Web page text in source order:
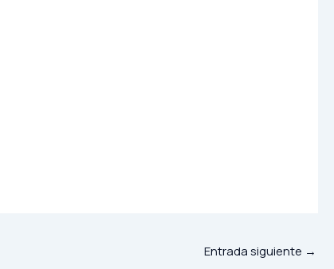
Entrada siguiente →